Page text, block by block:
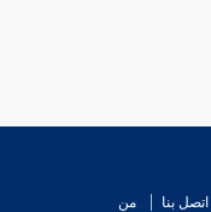
اتصل بنا
من